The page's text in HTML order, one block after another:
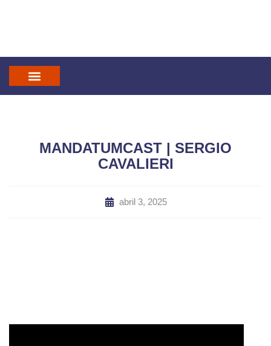
MANDATUMCAST | SERGIO
CAVALIERI
abril 3, 2025